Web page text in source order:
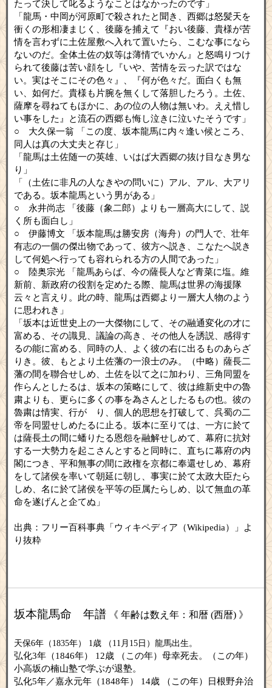
たって決して叱るようなことはなかったのです」
「龍馬・中岡が河原町で殺されたと聞き、西郷は怒髪天を
衝くの形相凄まじく、後藤を捕えて『おい後藤、貴様が苦
情を言わずに土佐屋敷へ入れて置いたら、こむな事になら
ないのだ。全体土佐の奴等は薄情でいかん』と怒鳴りつけ
られて後藤は苦い顔をし『いや、苦情を云った訳ではな
い。実はそこにその色々』、『何が色々だ。面白くも無
い、如何だ。貴様も片腕を無くして落胆したろう。土佐、
薩摩を尋ねてもほかに、あの位の人物は無いわ。ええ惜し
い事をした』と流石の西郷も悔し泣きに泣いたそうです」
○ 大久保一翁 「この度、坂本龍馬に内々逢い候ところ、
同人は真の大丈夫と存じ」
「龍馬は土佐随一の英雄、いはば大西郷の抜け目なき男な
り」
「（土佐に非凡の人なきやの問いに）アル、アル、大アリ
である。坂本龍馬という男がある」
○ 永井尚志 「後藤（象二郎）よりも一層高大にして、説
く所も面白し」
○ 伊藤博文 「坂本龍馬は勝安房（海舟）の門人で、壮年
有志の一個の傑出物であって、彼方へ説き、こなたへ説き
して何処へ行っても容れられる方の人間であった」
○ 陸奥宗光 「龍馬あらば、今の薩長人など青菜に塩。維
新前、新政府の役割を定めたる際、龍馬は世界の海援隊
云々と言えり。此の時、龍馬は西郷より一層大人物のよう
に思われき」
「坂本は近世史上の一大傑物にして、その融通変化の才に
富める、その識見、議論の高き、その他人を誘説、感得す
るの能に富める、同時の人、よく彼の右に出るものあらざ
りき。彼、もとより土佐藩の一浪士のみ。（中略）薩長二
藩の間を聯合せしめ、土佐を以て之に加わり、三角同盟を
作らんとしたるは、坂本の策略にして、彼は維新史中の魯
粛よりも、更らに多くの事を為さんとしたるもの也。彼の
魯粛は情実、行がゞり、個人的思想を打破して、呉蜀の二
帝を同盟せしめたるに止る。坂本に至りては、一方に於て
は薩長土の間に蟠りたる恩怨を融解せしめて、幕府に抗対
する一大勢力を起こさんとすると同時に、直ちに幕府の内
閣につき、平和無事の間に政権を京都に奉還せしめ、幕府
をして諸侯を率いて朝延に朝し、事実に於て太政大臣たら
しめ、名に於て諸侯を平等の臣属たらしめ、以て無血の革
命を遂げんと企てぬ」
出典：フリー百科事典「ウィキペディア（Wikipedia）」よ
り抜粋
坂本龍馬命 年譜 《 年齢は数え年：和暦 (西暦) 》
天保6年（1835年） 1歳 （11月15日）龍馬出生。
弘化3年（1846年） 12歳 （この年）母幸死去。（この年）
小高坂の楠山塾で学ぶが退塾。
弘化5年／嘉永元年（1848年） 14歳 （この年）日根野弁治